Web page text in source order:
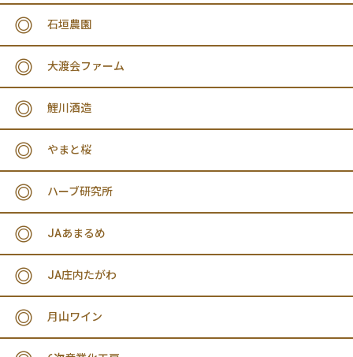
石垣農園
大渡会ファーム
鯉川酒造
やまと桜
ハーブ研究所
JAあまるめ
JA庄内たがわ
月山ワイン